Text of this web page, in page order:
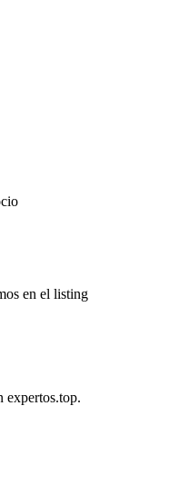
en el listing
expertos.top.